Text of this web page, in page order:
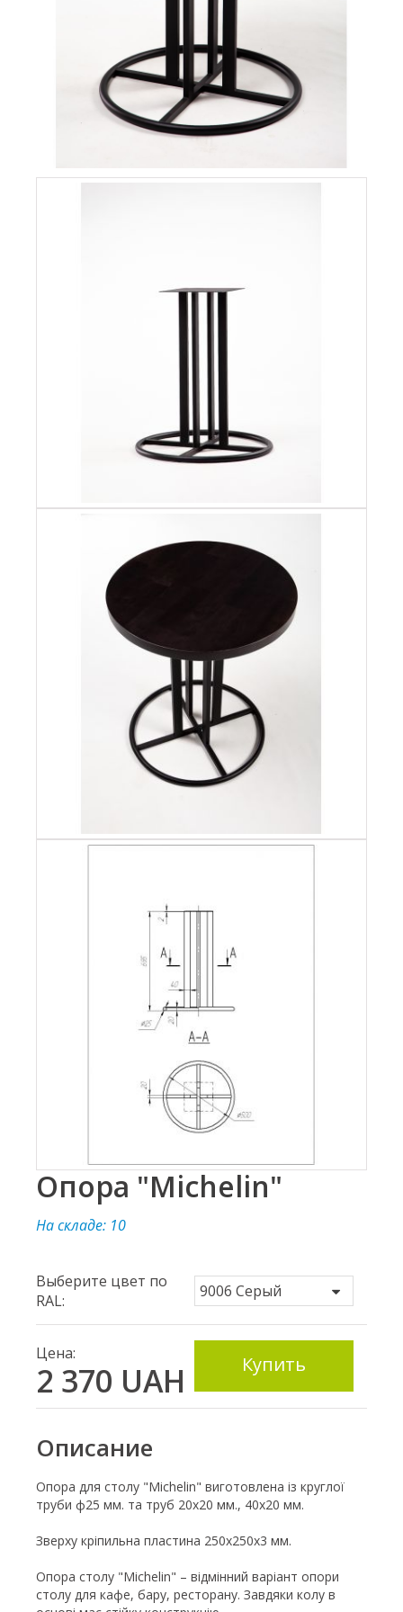
Опора "Michelin"
На складе: 10
Выберите цвет по
RAL:
Цена:
2 370 UAH Купить
Описание
Опора для столу "Michelin" виготовлена ​​із круглої
труби ф25 мм. та труб 20х20 мм., 40х20 мм.
Зверху кріпильна пластина 250х250х3 мм.
Опора столу "Michelin" – відмінний варіант опори
столу для кафе, бару, ресторану. Завдяки колу в